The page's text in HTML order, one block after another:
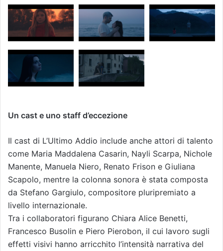
Un cast e uno staff d’eccezione
Il cast di L’Ultimo Addio include anche attori di talento
come Maria Maddalena Casarin, Nayli Scarpa, Nichole
Manente, Manuela Niero, Renato Frison e Giuliana
Scapolo, mentre la colonna sonora è stata composta
da Stefano Gargiulo, compositore pluripremiato a
livello internazionale.
Tra i collaboratori figurano Chiara Alice Benetti,
Francesco Busolin e Piero Pierobon, il cui lavoro sugli
effetti visivi hanno arricchito l’intensità narrativa del